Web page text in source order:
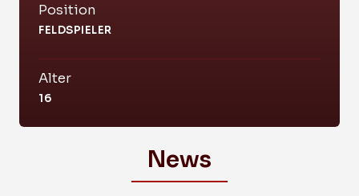
Position
FELDSPIELER
Alter
16
News